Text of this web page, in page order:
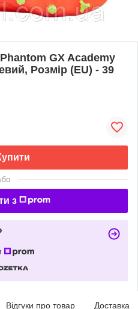
GX Academy
Розмір (EU) - 39
з
Відгуки про товар Доставка